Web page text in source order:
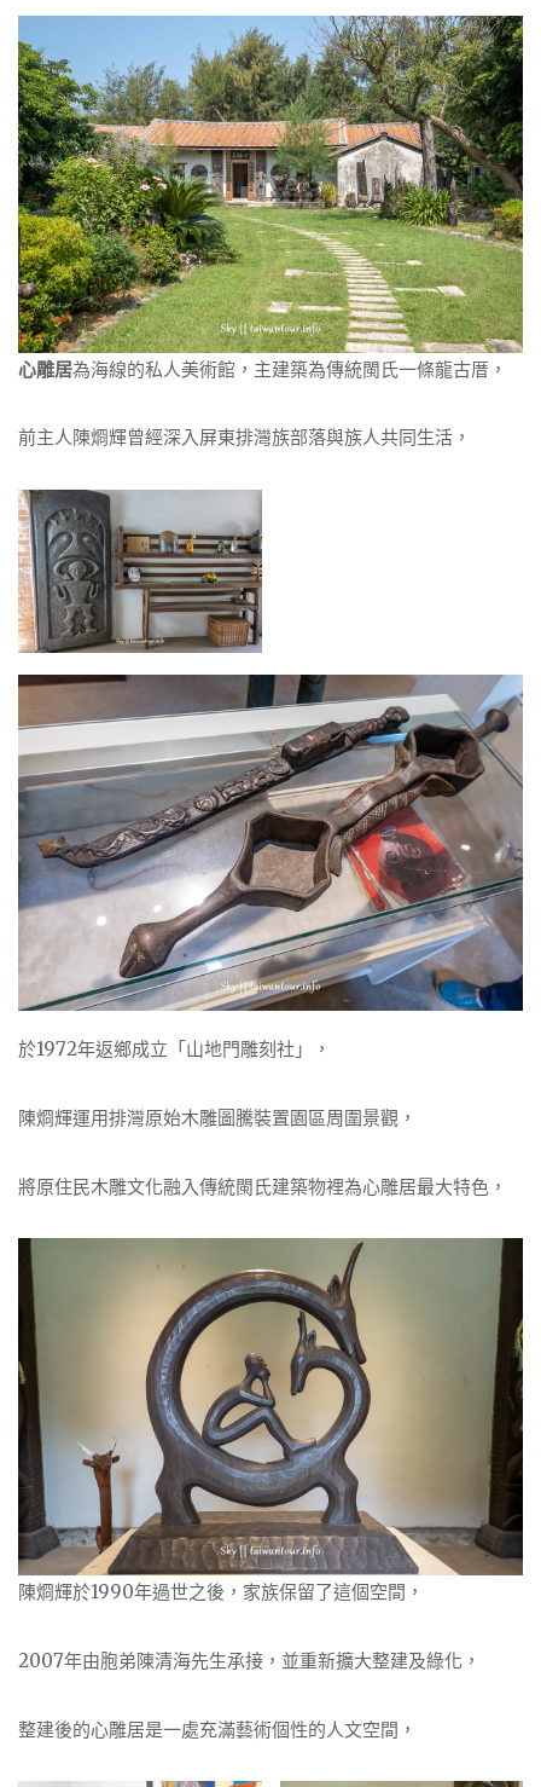
心雕居為海線的私人美術館，主建築為傳統閩氏一條龍古厝，
前主人陳烱輝曾經深入屏東排灣族部落與族人共同生活，
於1972年返鄉成立「山地門雕刻社」，
陳烱輝運用排灣原始木雕圖騰裝置園區周圍景觀，
將原住民木雕文化融入傳統閩氏建築物裡為心雕居最大特色，
陳烱輝於1990年過世之後，家族保留了這個空間，
2007年由胞弟陳清海先生承接，並重新擴大整建及綠化，
整建後的心雕居是一處充滿藝術個性的人文空間，